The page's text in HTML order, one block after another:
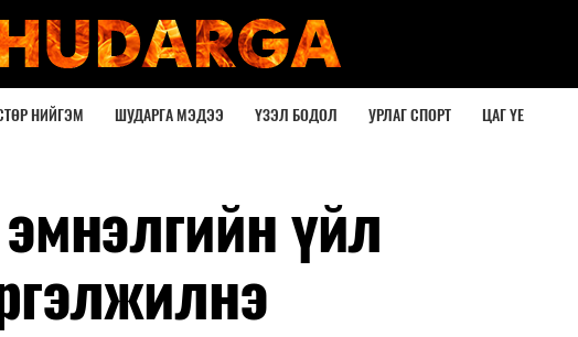
НИЙГЭМ ШУДАРГА МЭДЭЭ ҮЗЭЛ БОДОЛ УРЛАГ СПОРТ ЦАГ ҮЕ
үйл